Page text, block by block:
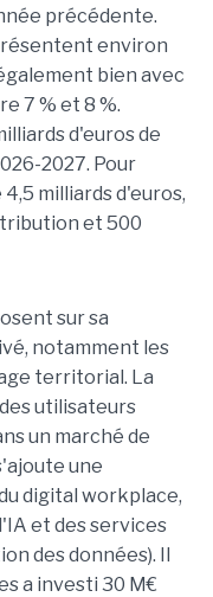
précédente.
environ
bien avec
7 % et 8 %.
d'euros de
2027. Pour
milliards d'euros,
et 500
sur sa
notamment les
territorial. La
utilisateurs
un marché de
une
digital workplace,
et des services
des données). Il
a investi 30 M€